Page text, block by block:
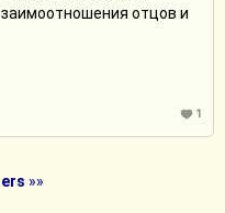
отцов и
1
»»